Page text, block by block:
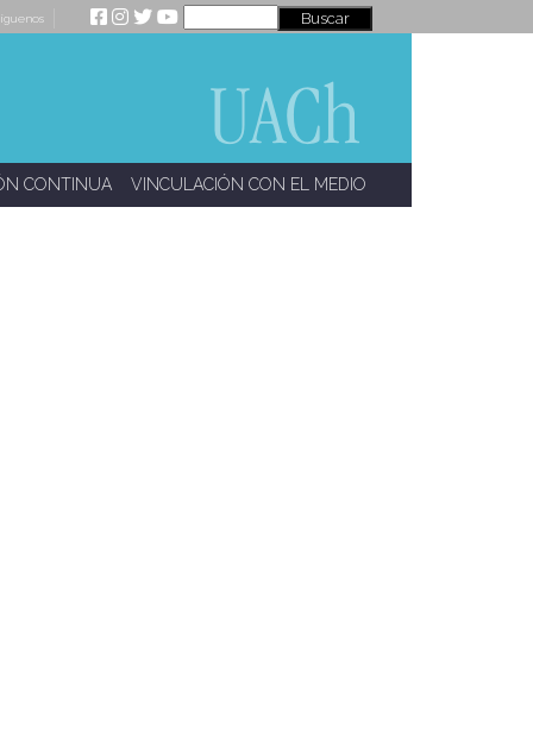
CONTINUA VINCULACIÓN CON EL MEDIO